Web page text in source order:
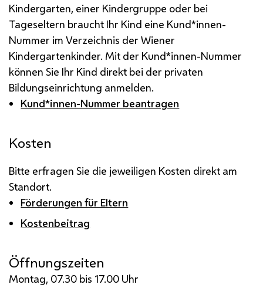
Kindergarten, einer Kindergruppe oder bei
Tageseltern braucht Ihr Kind eine Kund*innen-
Nummer im Verzeichnis der Wiener
Kindergartenkinder. Mit der Kund*innen-Nummer
können Sie Ihr Kind direkt bei der privaten
Bildungseinrichtung anmelden.
Kund*innen-Nummer beantragen
Kosten
Bitte erfragen Sie die jeweiligen Kosten direkt am
Standort.
Förderungen für Eltern
Kostenbeitrag
Öffnungszeiten
Montag, 07.30 bis 17.00 Uhr